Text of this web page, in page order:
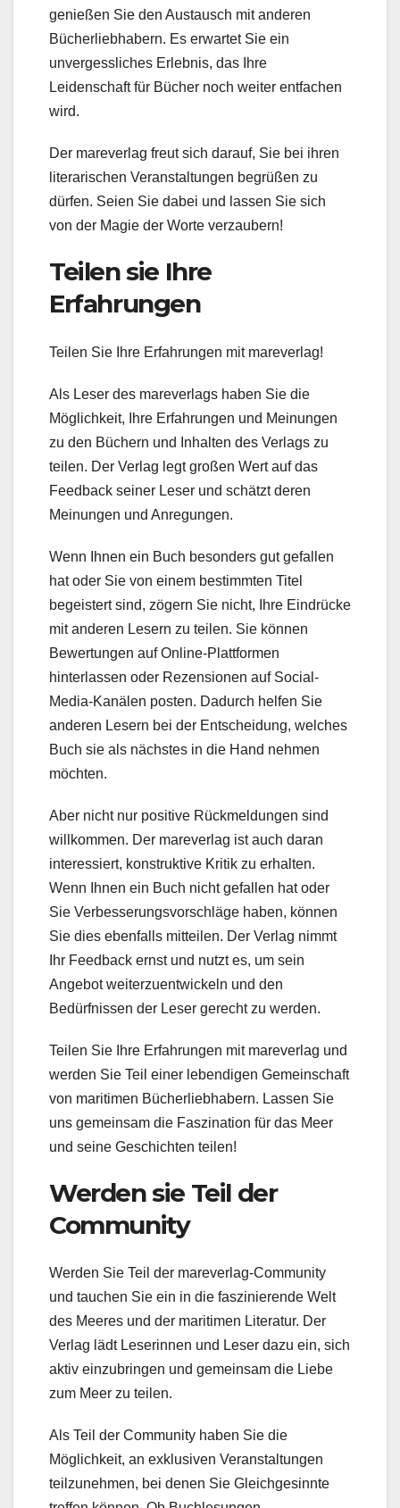
genießen Sie den Austausch mit anderen
Bücherliebhabern. Es erwartet Sie ein
unvergessliches Erlebnis, das Ihre
Leidenschaft für Bücher noch weiter entfachen
wird.
Der mareverlag freut sich darauf, Sie bei ihren
literarischen Veranstaltungen begrüßen zu
dürfen. Seien Sie dabei und lassen Sie sich
von der Magie der Worte verzaubern!
Teilen sie Ihre
Erfahrungen
Teilen Sie Ihre Erfahrungen mit mareverlag!
Als Leser des mareverlags haben Sie die
Möglichkeit, Ihre Erfahrungen und Meinungen
zu den Büchern und Inhalten des Verlags zu
teilen. Der Verlag legt großen Wert auf das
Feedback seiner Leser und schätzt deren
Meinungen und Anregungen.
Wenn Ihnen ein Buch besonders gut gefallen
hat oder Sie von einem bestimmten Titel
begeistert sind, zögern Sie nicht, Ihre Eindrücke
mit anderen Lesern zu teilen. Sie können
Bewertungen auf Online-Plattformen
hinterlassen oder Rezensionen auf Social-
Media-Kanälen posten. Dadurch helfen Sie
anderen Lesern bei der Entscheidung, welches
Buch sie als nächstes in die Hand nehmen
möchten.
Aber nicht nur positive Rückmeldungen sind
willkommen. Der mareverlag ist auch daran
interessiert, konstruktive Kritik zu erhalten.
Wenn Ihnen ein Buch nicht gefallen hat oder
Sie Verbesserungsvorschläge haben, können
Sie dies ebenfalls mitteilen. Der Verlag nimmt
Ihr Feedback ernst und nutzt es, um sein
Angebot weiterzuentwickeln und den
Bedürfnissen der Leser gerecht zu werden.
Teilen Sie Ihre Erfahrungen mit mareverlag und
werden Sie Teil einer lebendigen Gemeinschaft
von maritimen Bücherliebhabern. Lassen Sie
uns gemeinsam die Faszination für das Meer
und seine Geschichten teilen!
Werden sie Teil der
Community
Werden Sie Teil der mareverlag-Community
und tauchen Sie ein in die faszinierende Welt
des Meeres und der maritimen Literatur. Der
Verlag lädt Leserinnen und Leser dazu ein, sich
aktiv einzubringen und gemeinsam die Liebe
zum Meer zu teilen.
Als Teil der Community haben Sie die
Möglichkeit, an exklusiven Veranstaltungen
teilzunehmen, bei denen Sie Gleichgesinnte